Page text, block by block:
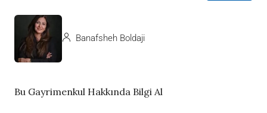
Banafsheh Boldaji
Bu Gayrimenkul Hakkında Bilgi Al